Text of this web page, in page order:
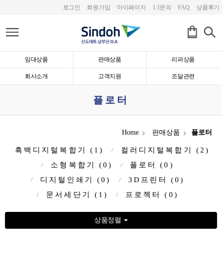
로그인 회원가입 마이페이지 1:1문의 FAQ 상품후기
임대상품 판매상품 리퍼상품
회사소개 고객지원 조달관련
플로터
Home 판매상품 플로터
흑백디지털복합기 (1)
컬러디지털복합기 (2)
소형복합기 (0)
플로터 (0)
디지털인쇄기 (0)
3D프린터 (0)
문서세단기 (1)
프로젝터 (0)
상품정렬